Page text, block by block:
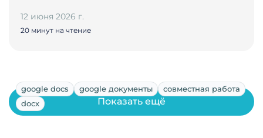
12 июня 2026 г.
20 минут на чтение
google docs google документы
совместная работа
docx
Показать ещё